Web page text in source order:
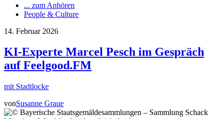
... zum Anhören
People & Culture
14. Februar 2026
KI-Experte Marcel Pesch im Gespräch
auf Feelgood.FM
mit Stadtlocke
vonSusanne Graue